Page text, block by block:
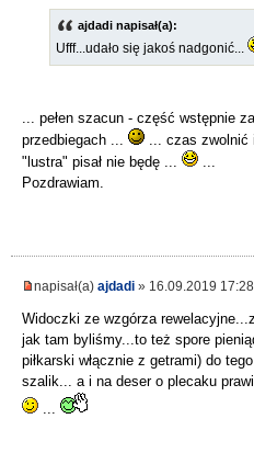
ajdadi napisał(a):
Ufff...udało się jakoś nadgonić...
... pełen szacun - część wstępnie
przedbiegach ...
... czas zwolnić
"lustra" pisał nie będę ...
...
Pozdrawiam.
napisał(a) ajdadi » 16.09.2019 17:28
Widoczki ze wzgórza
jak tam byliśmy...to też spore
piłkarski włącznie z getrami) do
szalik... a i na deser o plecaku
...